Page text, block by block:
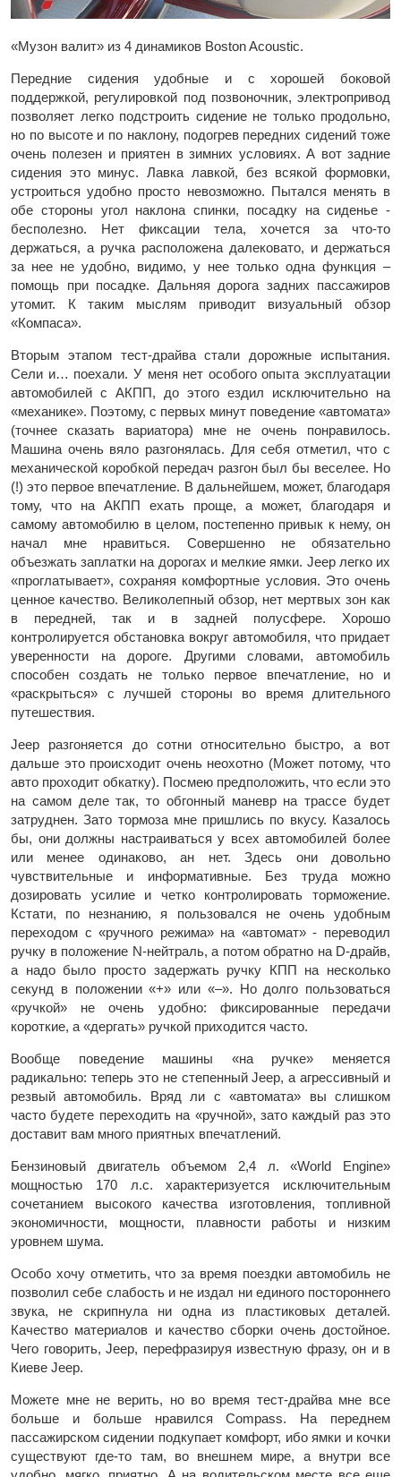
«Музон валит» из 4 динамиков Boston Acoustic.
Передние сидения удобные и с хорошей боковой
поддержкой, регулировкой под позвоночник, электропривод
позволяет легко подстроить сидение не только продольно,
но по высоте и по наклону, подогрев передних сидений тоже
очень полезен и приятен в зимних условиях. А вот задние
сидения это минус. Лавка лавкой, без всякой формовки,
устроиться удобно просто невозможно. Пытался менять в
обе стороны угол наклона спинки, посадку на сиденье -
бесполезно. Нет фиксации тела, хочется за что-то
держаться, а ручка расположена далековато, и держаться
за нее не удобно, видимо, у нее только одна функция –
помощь при посадке. Дальняя дорога задних пассажиров
утомит. К таким мыслям приводит визуальный обзор
«Компаса».
Вторым этапом тест-драйва cтали дорожные испытания.
Сели и… поехали. У меня нет особого опыта эксплуатации
автомобилей с АКПП, до этого ездил исключительно на
«механике». Поэтому, с первых минут поведение «автомата»
(точнее сказать вариатора) мне не очень понравилось.
Машина очень вяло разгонялась. Для себя отметил, что с
механической коробкой передач разгон был бы веселее. Но
(!) это первое впечатление. В дальнейшем, может, благодаря
тому, что на АКПП ехать проще, а может, благодаря и
самому автомобилю в целом, постепенно привык к нему, он
начал мне нравиться. Совершенно не обязательно
объезжать заплатки на дорогах и мелкие ямки. Jeep легко их
«проглатывает», сохраняя комфортные условия. Это очень
ценное качество. Великолепный обзор, нет мертвых зон как
в передней, так и в задней полусфере. Хорошо
контролируется обстановка вокруг автомобиля, что придает
уверенности на дороге. Другими словами, автомобиль
способен создать не только первое впечатление, но и
«раскрыться» с лучшей стороны во время длительного
путешествия.
Jeep разгоняется до сотни относительно быстро, а вот
дальше это происходит очень неохотно (Может потому, что
авто проходит обкатку). Посмею предположить, что если это
на самом деле так, то обгонный маневр на трассе будет
затруднен. Зато тормоза мне пришлись по вкусу. Казалось
бы, они должны настраиваться у всех автомобилей более
или менее одинаково, ан нет. Здесь они довольно
чувствительные и информативные. Без труда можно
дозировать усилие и четко контролировать торможение.
Кстати, по незнанию, я пользовался не очень удобным
переходом с «ручного режима» на «автомат» - переводил
ручку в положение N-нейтраль, а потом обратно на D-драйв,
а надо было просто задержать ручку КПП на несколько
секунд в положении «+» или «–». Но долго пользоваться
«ручкой» не очень удобно: фиксированные передачи
короткие, а «дергать» ручкой приходится часто.
Вообще поведение машины «на ручке» меняется
радикально: теперь это не степенный Jeep, а агрессивный и
резвый автомобиль. Вряд ли с «автомата» вы слишком
часто будете переходить на «ручной», зато каждый раз это
доставит вам много приятных впечатлений.
Бензиновый двигатель объемом 2,4 л. «World Engine»
мощностью 170 л.с. характеризуется исключительным
сочетанием высокого качества изготовления, топливной
экономичности, мощности, плавности работы и низким
уровнем шума.
Особо хочу отметить, что за время поездки автомобиль не
позволил себе слабость и не издал ни единого постороннего
звука, не скрипнула ни одна из пластиковых деталей.
Качество материалов и качество сборки очень достойное.
Чего говорить, Jeep, перефразируя известную фразу, он и в
Киеве Jeep.
Можете мне не верить, но во время тест-драйва мне все
больше и больше нравился Compass. На переднем
пассажирском сидении подкупает комфорт, ибо ямки и кочки
существуют где-то там, во внешнем мире, а внутри все